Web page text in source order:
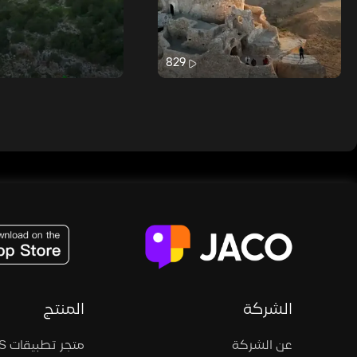
829
الشركة
عن الشركة
المنتج
متجر تطبيقات iOS